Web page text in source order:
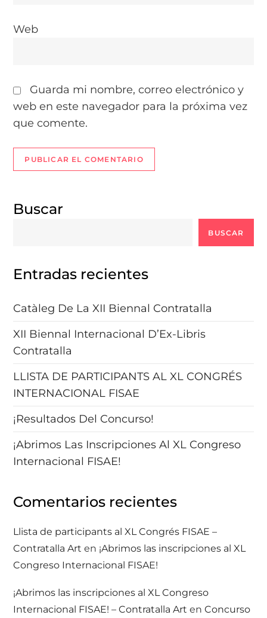
a
Web
Guarda mi nombre, correo electrónico y
web en este navegador para la próxima vez
que comente.
Buscar
BUSCAR
Entradas recientes
Catàleg De La XII Biennal Contratalla
XII Biennal Internacional D’Ex-Libris
Contratalla
LLISTA DE PARTICIPANTS AL XL CONGRÉS
INTERNACIONAL FISAE
¡Resultados Del Concurso!
¡Abrimos Las Inscripciones Al XL Congreso
Internacional FISAE!
Comentarios recientes
Llista de participants al XL Congrés FISAE –
Contratalla Art en ¡Abrimos las inscripciones al XL
Congreso Internacional FISAE!
¡Abrimos las inscripciones al XL Congreso
Internacional FISAE! – Contratalla Art enConcurso